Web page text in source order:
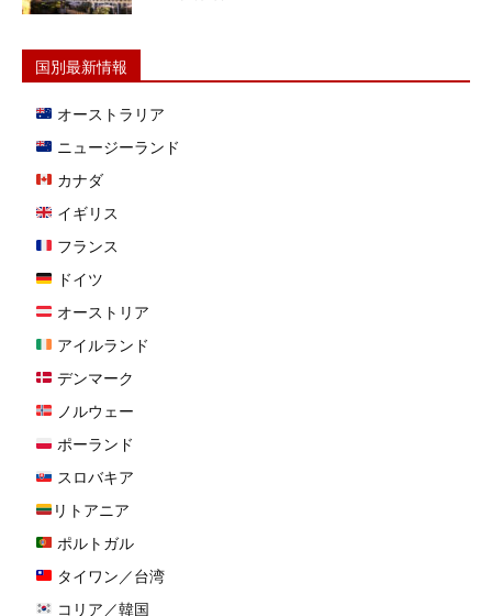
国別最新情報
オーストラリア
ニュージーランド
カナダ
イギリス
フランス
ドイツ
オーストリア
アイルランド
デンマーク
ノルウェー
ポーランド
スロバキア
リトアニア
ポルトガル
タイワン／台湾
コリア／韓国